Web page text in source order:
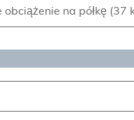
na półkę (37